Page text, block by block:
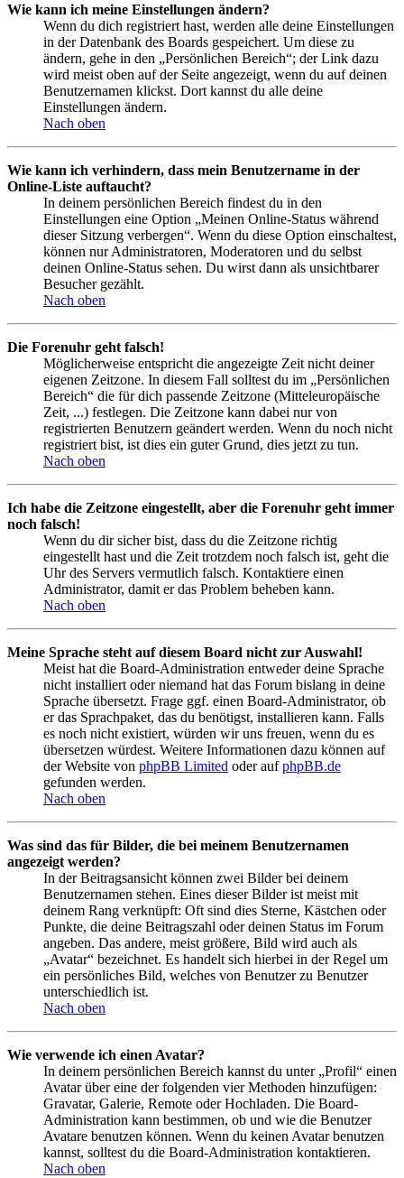
Wie kann ich meine Einstellungen ändern?
Wenn du dich registriert hast, werden alle deine Einstellungen
in der Datenbank des Boards gespeichert. Um diese zu
ändern, gehe in den „Persönlichen Bereich“; der Link dazu
wird meist oben auf der Seite angezeigt, wenn du auf deinen
Benutzernamen klickst. Dort kannst du alle deine
Einstellungen ändern.
Nach oben
Wie kann ich verhindern, dass mein Benutzername in der
Online-Liste auftaucht?
In deinem persönlichen Bereich findest du in den
Einstellungen eine Option „Meinen Online-Status während
dieser Sitzung verbergen“. Wenn du diese Option einschaltest,
können nur Administratoren, Moderatoren und du selbst
deinen Online-Status sehen. Du wirst dann als unsichtbarer
Besucher gezählt.
Nach oben
Die Forenuhr geht falsch!
Möglicherweise entspricht die angezeigte Zeit nicht deiner
eigenen Zeitzone. In diesem Fall solltest du im „Persönlichen
Bereich“ die für dich passende Zeitzone (Mitteleuropäische
Zeit, ...) festlegen. Die Zeitzone kann dabei nur von
registrierten Benutzern geändert werden. Wenn du noch nicht
registriert bist, ist dies ein guter Grund, dies jetzt zu tun.
Nach oben
Ich habe die Zeitzone eingestellt, aber die Forenuhr geht immer
noch falsch!
Wenn du dir sicher bist, dass du die Zeitzone richtig
eingestellt hast und die Zeit trotzdem noch falsch ist, geht die
Uhr des Servers vermutlich falsch. Kontaktiere einen
Administrator, damit er das Problem beheben kann.
Nach oben
Meine Sprache steht auf diesem Board nicht zur Auswahl!
Meist hat die Board-Administration entweder deine Sprache
nicht installiert oder niemand hat das Forum bislang in deine
Sprache übersetzt. Frage ggf. einen Board-Administrator, ob
er das Sprachpaket, das du benötigst, installieren kann. Falls
es noch nicht existiert, würden wir uns freuen, wenn du es
übersetzen würdest. Weitere Informationen dazu können auf
der Website von phpBB Limited oder aufphpBB.de
gefunden werden.
Nach oben
Was sind das für Bilder, die bei meinem Benutzernamen
angezeigt werden?
In der Beitragsansicht können zwei Bilder bei deinem
Benutzernamen stehen. Eines dieser Bilder ist meist mit
deinem Rang verknüpft: Oft sind dies Sterne, Kästchen oder
Punkte, die deine Beitragszahl oder deinen Status im Forum
angeben. Das andere, meist größere, Bild wird auch als
„Avatar“ bezeichnet. Es handelt sich hierbei in der Regel um
ein persönliches Bild, welches von Benutzer zu Benutzer
unterschiedlich ist.
Nach oben
Wie verwende ich einen Avatar?
In deinem persönlichen Bereich kannst du unter „Profil“ einen
Avatar über eine der folgenden vier Methoden hinzufügen:
Gravatar, Galerie, Remote oder Hochladen. Die Board-
Administration kann bestimmen, ob und wie die Benutzer
Avatare benutzen können. Wenn du keinen Avatar benutzen
kannst, solltest du die Board-Administration kontaktieren.
Nach oben